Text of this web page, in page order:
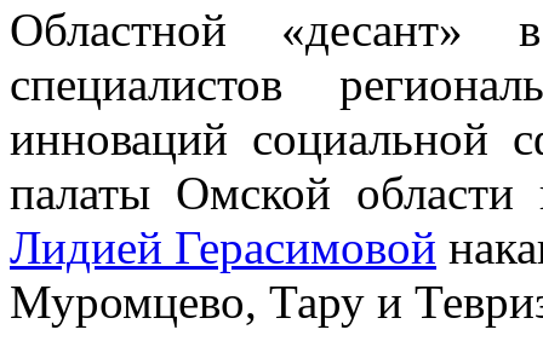
Областной «десант»
специалистов
инноваций социальной
палаты Омской
Лидией Герасимовой
Муромцево, Тару и